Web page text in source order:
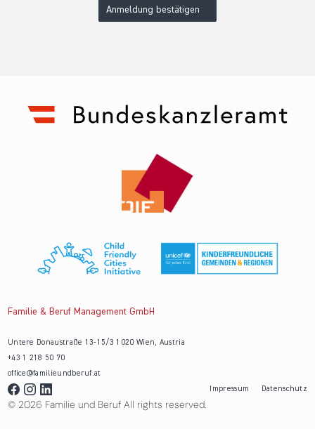
Anmeldung bestätigen
Familie & Beruf Management GmbH
Untere Donaustraße 13-15/3 1020 Wien, Austria
+43 1 218 50 70
office@familieundberuf.at
Impressum
Datenschutz
© 2026 Familie und Beruf All rights reserved.